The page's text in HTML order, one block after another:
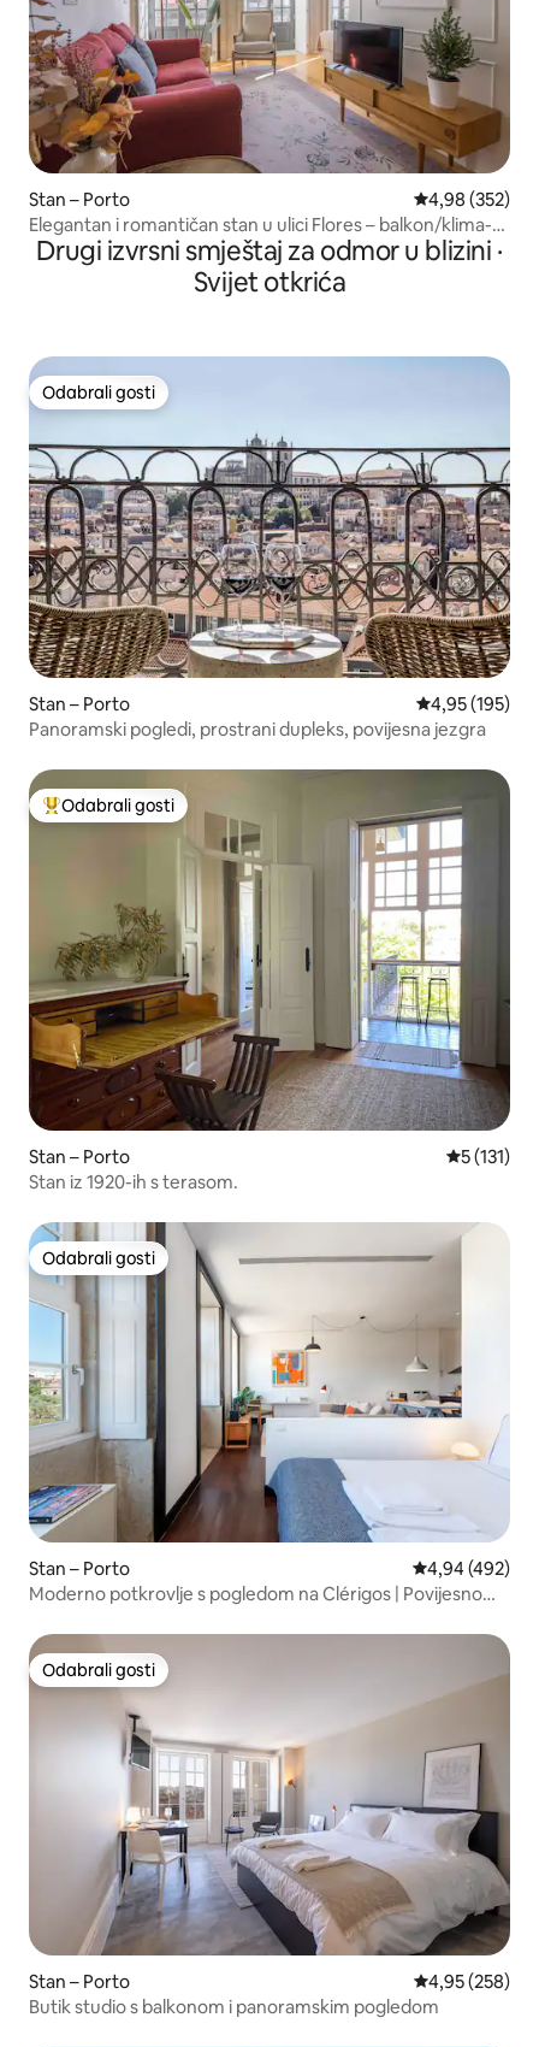
Stan – Porto Prosječna
4,98 (352)
Elegantan i romantičan stan u ulici Flores – balkon/klima-
uređaj
Drugi izvrsni smještaj za odmor u blizini ·
Svijet otkrića
Odabrali gosti
Odabrali gosti
Stan – Porto Prosječna
4,95 (195)
Panoramski pogledi, prostrani dupleks, povijesna jezgra
Među najviše rangiranima s oznakom „Odabrali gosti”
Odabrali gosti
Stan – Porto Prosječna
5 (131)
Stan iz 1920-ih s terasom.
Odabrali gosti
Odabrali gosti
Stan – Porto Prosječna
4,94 (492)
Moderno potkrovlje s pogledom na Clérigos | Povijesno
Odabrali gosti
Odabrali gosti
Stan – Porto Prosječna
4,95 (258)
Butik studio s balkonom i panoramskim pogledom